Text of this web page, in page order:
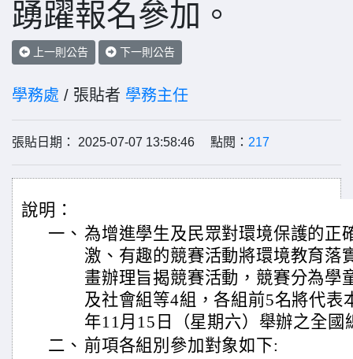
踴躍報名參加。
上一則公告 下一則公告
學務處 / 張貼者 學務主任
張貼日期： 2025-07-07 13:58:46 點閱： 217
說明：
一、 為增進學生及民眾對環境保護的正
激、有趣的競賽活動將環境教育落
畫辦理旨揭競賽活動，競賽分為學
及社會組等4組，各組前5名將代表
年11月15日（星期六）舉辦之全國
二、 前項各組別參加對象如下: